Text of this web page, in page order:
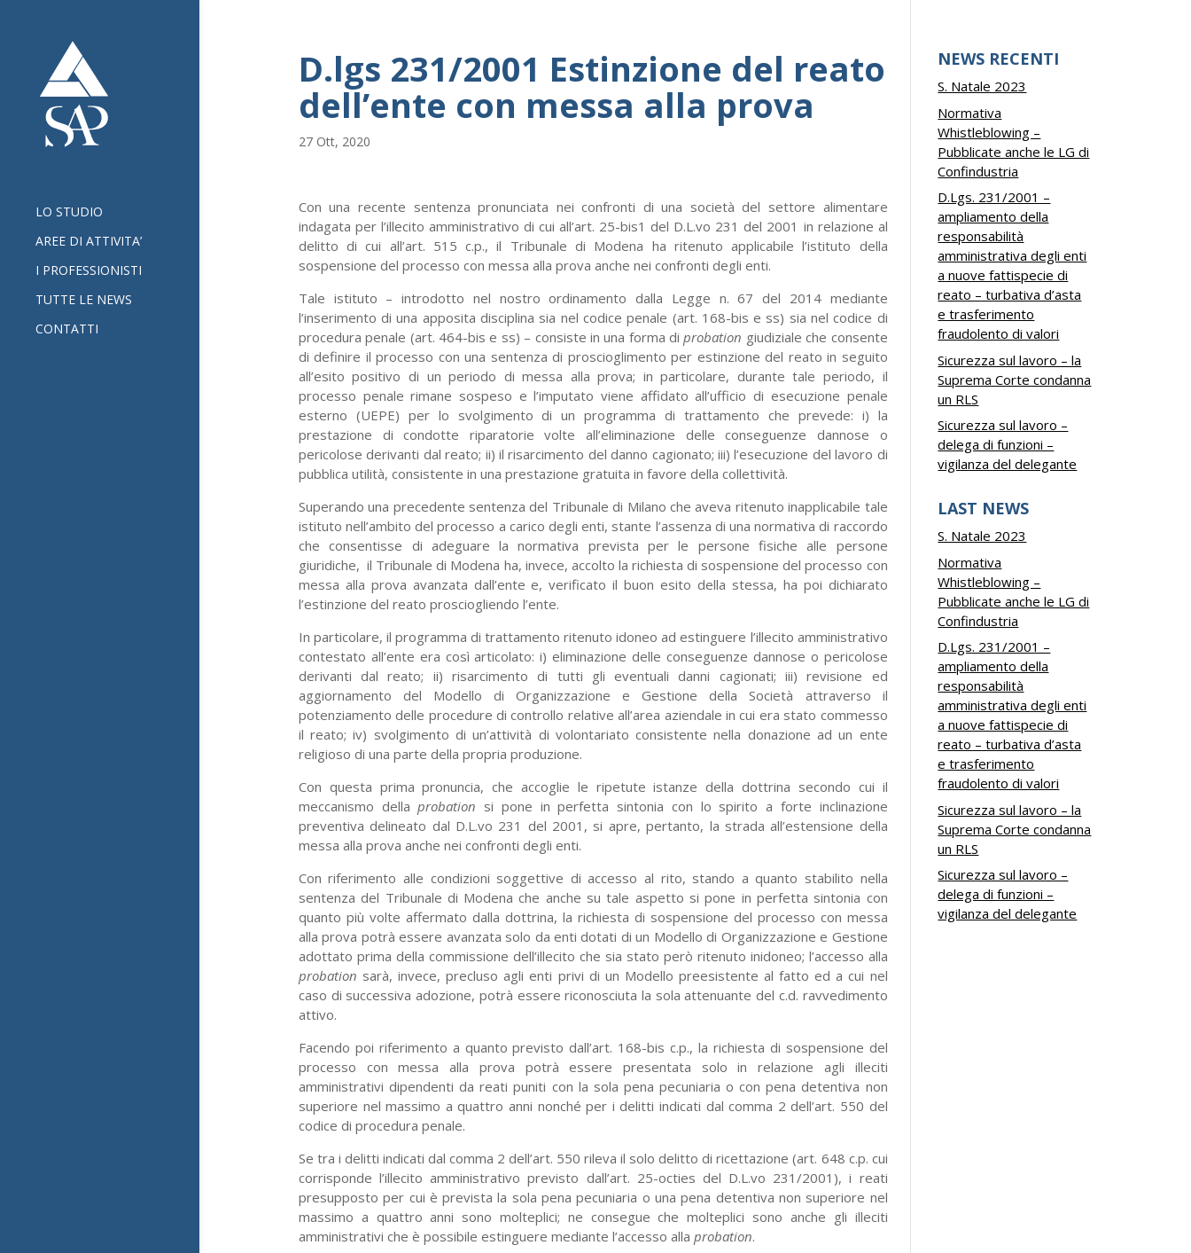
LO STUDIO
AREE DI ATTIVITA’
I PROFESSIONISTI
TUTTE LE NEWS
CONTATTI
D.lgs 231/2001 Estinzione del reato
dell’ente con messa alla prova
27 Ott, 2020
Con una recente sentenza pronunciata nei confronti di una società del settore alimentare
indagata per l’illecito amministrativo di cui all’art. 25-bis1 del D.L.vo 231 del 2001 in relazione al
delitto di cui all’art. 515 c.p., il Tribunale di Modena ha ritenuto applicabile l’istituto della
sospensione del processo con messa alla prova anche nei confronti degli enti.
Tale istituto – introdotto nel nostro ordinamento dalla Legge n. 67 del 2014 mediante
l’inserimento di una apposita disciplina sia nel codice penale (art. 168-bis e ss) sia nel codice di
procedura penale (art. 464-bis e ss) – consiste in una forma diprobation giudiziale che consente
di definire il processo con una sentenza di proscioglimento per estinzione del reato in seguito
all’esito positivo di un periodo di messa alla prova; in particolare, durante tale periodo, il
processo penale rimane sospeso e l’imputato viene affidato all’ufficio di esecuzione penale
esterno (UEPE) per lo svolgimento di un programma di trattamento che prevede: i) la
prestazione di condotte riparatorie volte all’eliminazione delle conseguenze dannose o
pericolose derivanti dal reato; ii) il risarcimento del danno cagionato; iii) l’esecuzione del lavoro di
pubblica utilità, consistente in una prestazione gratuita in favore della collettività.
Superando una precedente sentenza del Tribunale di Milano che aveva ritenuto inapplicabile tale
istituto nell’ambito del processo a carico degli enti, stante l’assenza di una normativa di raccordo
che consentisse di adeguare la normativa prevista per le persone fisiche alle persone
giuridiche, il Tribunale di Modena ha, invece, accolto la richiesta di sospensione del processo con
messa alla prova avanzata dall’ente e, verificato il buon esito della stessa, ha poi dichiarato
l’estinzione del reato prosciogliendo l’ente.
In particolare, il programma di trattamento ritenuto idoneo ad estinguere l’illecito amministrativo
contestato all’ente era così articolato: i) eliminazione delle conseguenze dannose o pericolose
derivanti dal reato; ii) risarcimento di tutti gli eventuali danni cagionati; iii) revisione ed
aggiornamento del Modello di Organizzazione e Gestione della Società attraverso il
potenziamento delle procedure di controllo relative all’area aziendale in cui era stato commesso
il reato; iv) svolgimento di un’attività di volontariato consistente nella donazione ad un ente
religioso di una parte della propria produzione.
Con questa prima pronuncia, che accoglie le ripetute istanze della dottrina secondo cui il
meccanismo dellaprobation si pone in perfetta sintonia con lo spirito a forte inclinazione
preventiva delineato dal D.L.vo 231 del 2001, si apre, pertanto, la strada all’estensione della
messa alla prova anche nei confronti degli enti.
Con riferimento alle condizioni soggettive di accesso al rito, stando a quanto stabilito nella
sentenza del Tribunale di Modena che anche su tale aspetto si pone in perfetta sintonia con
quanto più volte affermato dalla dottrina, la richiesta di sospensione del processo con messa
alla prova potrà essere avanzata solo da enti dotati di un Modello di Organizzazione e Gestione
adottato prima della commissione dell’illecito che sia stato però ritenuto inidoneo; l’accesso alla
probation sarà, invece, precluso agli enti privi di un Modello preesistente al fatto ed a cui nel
caso di successiva adozione, potrà essere riconosciuta la sola attenuante del c.d. ravvedimento
attivo.
Facendo poi riferimento a quanto previsto dall’art. 168-bis c.p., la richiesta di sospensione del
processo con messa alla prova potrà essere presentata solo in relazione agli illeciti
amministrativi dipendenti da reati puniti con la sola pena pecuniaria o con pena detentiva non
superiore nel massimo a quattro anni nonché per i delitti indicati dal comma 2 dell’art. 550 del
codice di procedura penale.
Se tra i delitti indicati dal comma 2 dell’art. 550 rileva il solo delitto di ricettazione (art. 648 c.p. cui
corrisponde l’illecito amministrativo previsto dall’art. 25-octies del D.L.vo 231/2001), i reati
presupposto per cui è prevista la sola pena pecuniaria o una pena detentiva non superiore nel
massimo a quattro anni sono molteplici; ne consegue che molteplici sono anche gli illeciti
amministrativi che è possibile estinguere mediante l’accesso alla probation.
NEWS RECENTI
S. Natale 2023
Normativa
Whistleblowing –
Pubblicate anche le LG di
Confindustria
D.Lgs. 231/2001 –
ampliamento della
responsabilità
amministrativa degli enti
a nuove fattispecie di
reato – turbativa d’asta
e trasferimento
fraudolento di valori
Sicurezza sul lavoro – la
Suprema Corte condanna
un RLS
Sicurezza sul lavoro –
delega di funzioni –
vigilanza del delegante
LAST NEWS
S. Natale 2023
Normativa
Whistleblowing –
Pubblicate anche le LG di
Confindustria
D.Lgs. 231/2001 –
ampliamento della
responsabilità
amministrativa degli enti
a nuove fattispecie di
reato – turbativa d’asta
e trasferimento
fraudolento di valori
Sicurezza sul lavoro – la
Suprema Corte condanna
un RLS
Sicurezza sul lavoro –
delega di funzioni –
vigilanza del delegante